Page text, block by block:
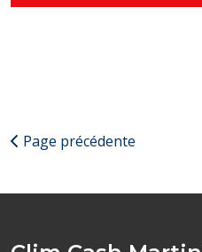
Page précédente